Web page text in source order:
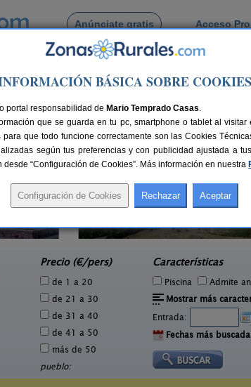
Anúnciate gratis Acceso
Busca por pueblo
Agroturismo Lete
Precio (€/pers)
de 1 a 20
de 21 a 30
de 31 a 40
de 41 a 50
más de 50
pueblo:
Características
Piscina Admite
Mostrar más
Entrada:
Fechas más
BÁSICA SOBRE COOKIES
portal responsabilidad de Mario Temprado Casas.
que se guarda en tu pc, smartphone o tablet al
que todo funcione correctamente son las Cookies
según tus preferencias y con publicidad ajustada a
“Configuración de Cookies”. Más información en nuestra